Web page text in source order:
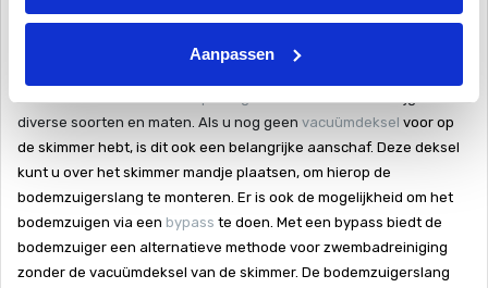
Aanpassen
Wat heb ik allemaal nodig?
diverse soorten en maten. Als u nog geen vacuümdeksel voor op
de skimmer hebt, is dit ook een belangrijke aanschaf. Deze deksel
kunt u over het skimmer mandje plaatsen, om hierop de
bodemzuigerslang te monteren. Er is ook de mogelijkheid om het
bodemzuigen via een bypass te doen. Met een bypass biedt de
bodemzuiger een alternatieve methode voor zwembadreiniging
zonder de vacuümdeksel van de skimmer. De bodemzuigerslang